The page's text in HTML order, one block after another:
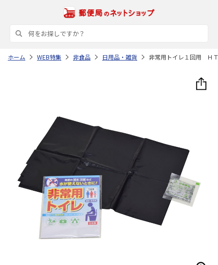
ホーム WEB特集 非食品 日用品・雑貨 非常用トイレ１回用 Ｈ